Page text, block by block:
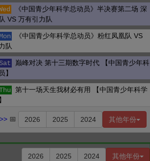
《中国青少年科学总动员》半决赛第二场 深
VS 万有引力队
Mon
《中国青少年科学总动员》粉红凤凰队 VS
队
Sat
巅峰对决 第十三期数字时代 【中国青少年科
】
第十一场天生我材必有用 【中国青少年科学
📅 2026 2025 2024 其他年份
2026 2025 2024 其他年份